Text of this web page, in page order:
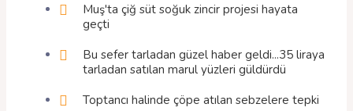
Muş'ta çiğ süt soğuk zincir projesi hayata
geçti
Bu sefer tarladan güzel haber geldi...35 liraya
tarladan satılan marul yüzleri güldürdü
Toptancı halinde çöpe atılan sebzelere tepki